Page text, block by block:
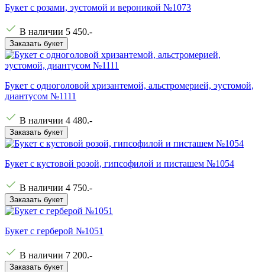
Букет с розами, эустомой и вероникой №1073
В наличии 5 450.-
Заказать букет
Букет с одноголовой хризантемой, альстромерией, эустомой,
диантусом №1111
В наличии 4 480.-
Заказать букет
Букет с кустовой розой, гипсофилой и писташем №1054
В наличии 4 750.-
Заказать букет
Букет с герберой №1051
В наличии 7 200.-
Заказать букет